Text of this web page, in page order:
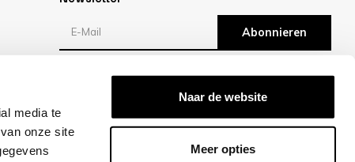
media te
onze site
Naar de website
Meer opties
Abonnieren
Bewertungen
/10 -klantbeoordelingen